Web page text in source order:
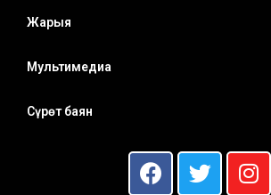
Жарыя
Мультимедиа
Сүрөт баян